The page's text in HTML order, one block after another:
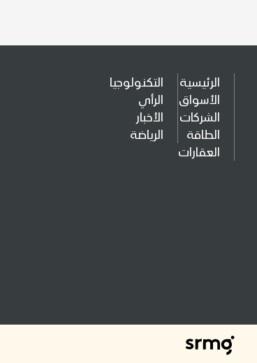
الرئيسية
الأسواق
الشركات
الطاقة
العقارات
التكنولوجيا
الرأي
الأخبار
الرياضة